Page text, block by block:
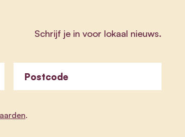
Schrijf je in voor lokaal nieuws.
Postcode
.